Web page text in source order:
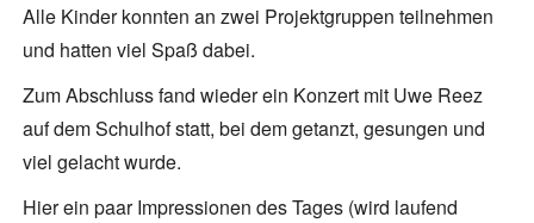
Alle Kinder konnten an zwei Projektgruppen teilnehmen
und hatten viel Spaß dabei.
Zum Abschluss fand wieder ein Konzert mit Uwe Reez
auf dem Schulhof statt, bei dem getanzt, gesungen und
viel gelacht wurde.
Hier ein paar Impressionen des Tages (wird laufend